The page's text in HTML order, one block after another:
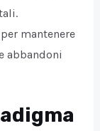
mantenere
abbandoni